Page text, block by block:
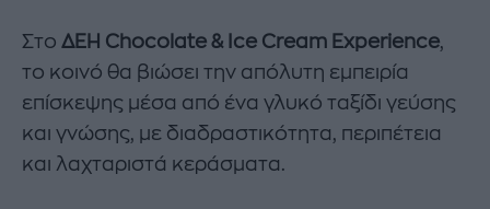
Στο ΔΕΗ Chocolate & Ice Cream Experience,
το κοινό θα βιώσει την απόλυτη εμπειρία
επίσκεψης μέσα από ένα γλυκό ταξίδι γεύσης
και γνώσης, με διαδραστικότητα, περιπέτεια
και λαχταριστά κεράσματα.